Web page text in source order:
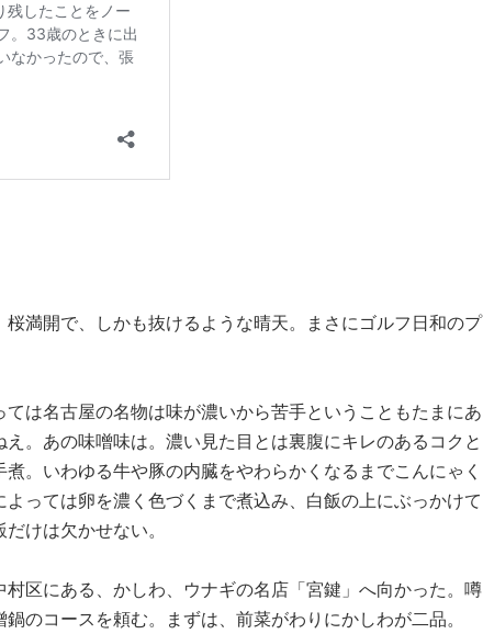
満開で、しかも抜けるような晴天。まさにゴルフ日和のプ
は名古屋の名物は味が濃いから苦手ということもたまにあ
。あの味噌味は。濃い見た目とは裏腹にキレのあるコクと
。いわゆる牛や豚の内臓をやわらかくなるまでこんにゃく
っては卵を濃く色づくまで煮込み、白飯の上にぶっかけて
けは欠かせない。
区にある、かしわ、ウナギの名店「宮鍵」へ向かった。噂
のコースを頼む。まずは、前菜がわりにかしわが二品。